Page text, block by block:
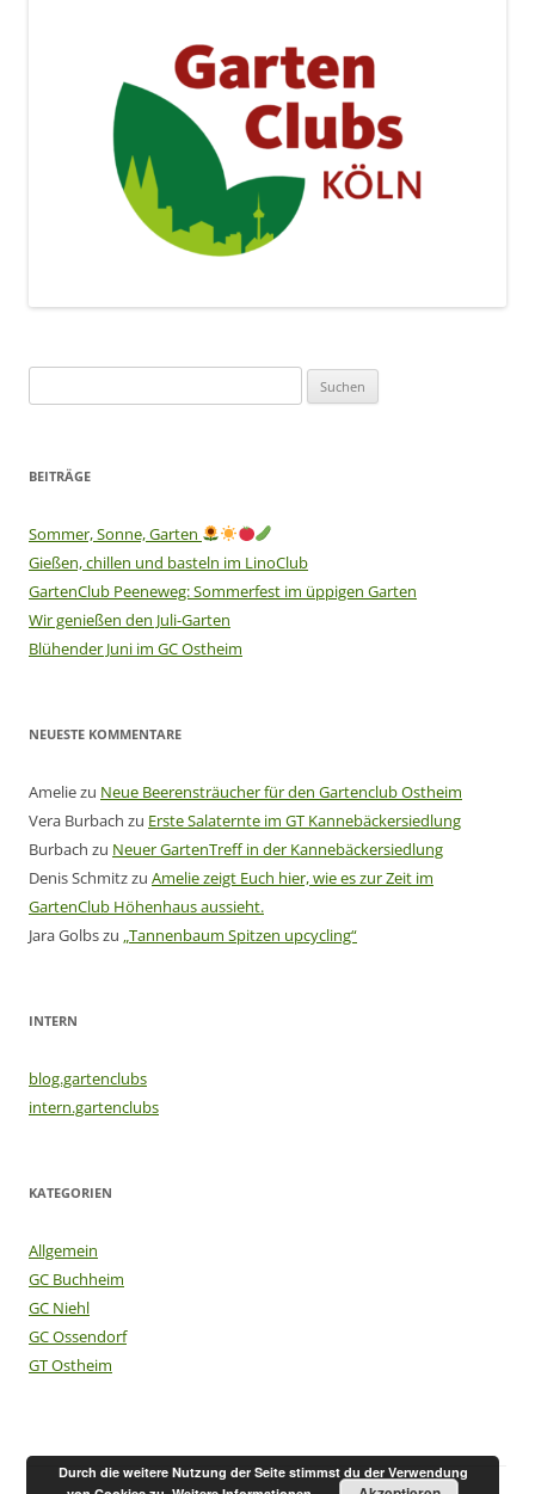
nach:
BEITRÄGE
Sommer, Sonne, Garten
Gießen, chillen und basteln im LinoClub
GartenClub Peeneweg: Sommerfest im üppigen Garten
Wir genießen den Juli-Garten
Blühender Juni im GC Ostheim
NEUESTE KOMMENTARE
Ameliezu Neue Beerensträucher für den Gartenclub Ostheim
Vera Burbach zu Erste Salaternte im GT Kannebäckersiedlung
Burbach zu Neuer GartenTreff in der Kannebäckersiedlung
Denis Schmitzzu Amelie zeigt Euch hier, wie es zur Zeit im
GartenClub Höhenhaus aussieht.
Jara Golbszu „Tannenbaum Spitzen upcycling“
INTERN
blog.gartenclubs
intern.gartenclubs
KATEGORIEN
Allgemein
GC Buchheim
GC Niehl
GC Ossendorf
GT Ostheim
Durch die weitere Nutzung der Seite stimmst du der Verwendung